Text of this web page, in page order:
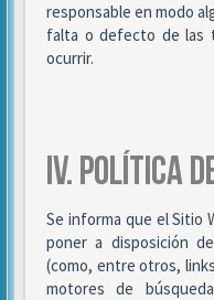
responsable en modo
falta o defecto de las
ocurrir.
IV. POLÍTICA
Se informa que el Sitio
poner a disposición
(como, entre otros,
motores de